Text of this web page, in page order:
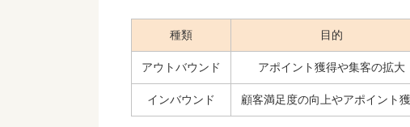
種類 目的
アウトバウンド アポイント獲得や集客の拡大
インバウンド 顧客満足度の向上やアポイント